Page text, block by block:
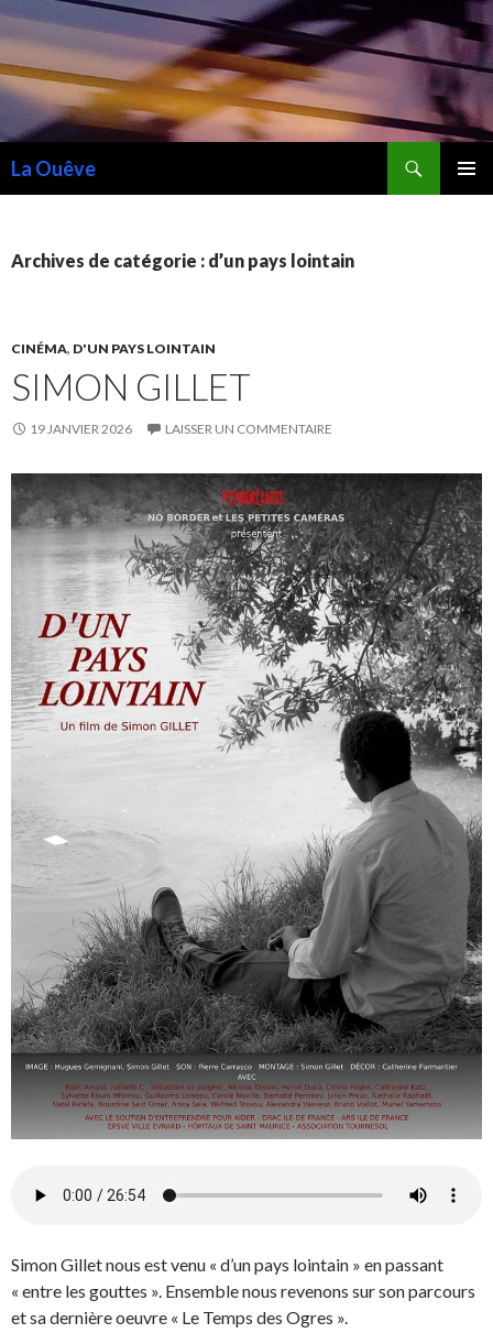
La Ouêve
Archives de catégorie : d’un pays lointain
CINÉMA, D'UN PAYS LOINTAIN
SIMON GILLET
19 JANVIER 2026 LAISSER UN COMMENTAIRE
Simon Gillet nous est venu « d’un pays lointain » en passant
« entre les gouttes ». Ensemble nous revenons sur son parcours
et sa dernière oeuvre « Le Temps des Ogres ».